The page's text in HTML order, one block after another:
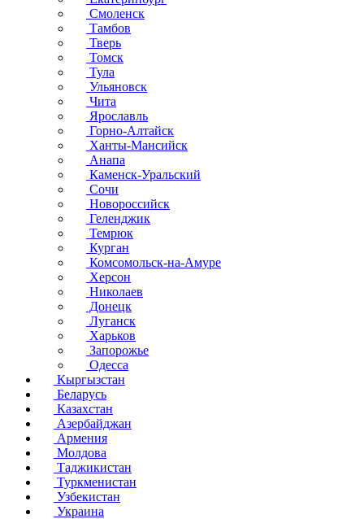
Смоленск
Тамбов
Тверь
Томск
Тула
Ульяновск
Чита
Ярославль
Горно-Алтайск
Ханты-Мансийск
Анапа
Каменск-Уральский
Сочи
Новороссийск
Геленджик
Темрюк
Курган
Комсомольск-на-Амуре
Херсон
Николаев
Донецк
Луганск
Харьков
Запорожье
Одесса
Кыргызстан
Беларусь
Казахстан
Азербайджан
Армения
Молдова
Таджикистан
Туркменистан
Узбекистан
Украина